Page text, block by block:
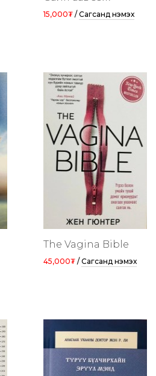
15,000₮ / Сагсанд нэмэх
The Vagina Bible
45,000₮ / Сагсанд нэмэх